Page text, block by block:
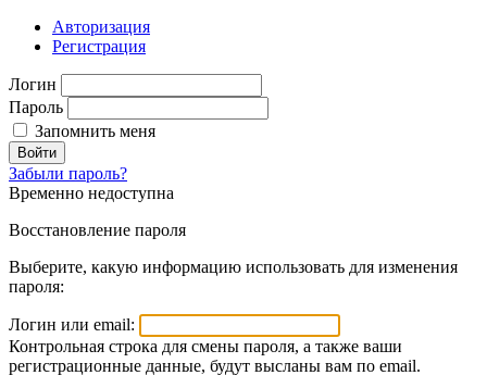
Авторизация
Регистрация
Логин
Пароль
Запомнить меня
Войти
Забыли пароль?
Временно недоступна
Восстановление пароля
Выберите, какую информацию использовать для изменения
пароля:
Логин или email:
Контрольная строка для смены пароля, а также ваши
регистрационные данные, будут высланы вам по email.